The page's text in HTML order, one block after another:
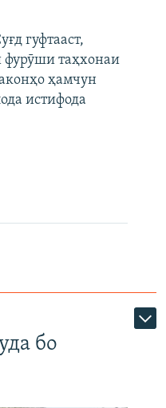
гуфтааст,
таҳхонаи
ҳамчун
истифода
бо